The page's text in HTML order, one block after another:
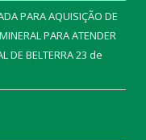
PARA AQUISIÇÃO DE
PARA ATENDER
DE BELTERRA23 de